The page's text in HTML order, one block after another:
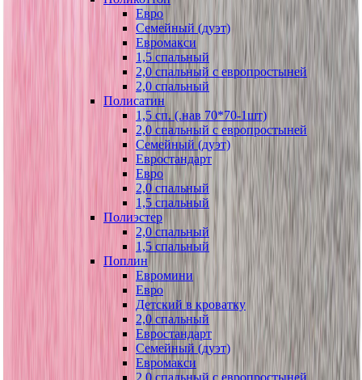
Евро
Семейный (дуэт)
Евромакси
1,5 спальный
2,0 спальный с европростыней
2,0 спальный
Полисатин
1,5 сп. (.нав 70*70-1шт)
2,0 спальный с европростыней
Семейный (дуэт)
Евростандарт
Евро
2,0 спальный
1,5 спальный
Полиэстер
2,0 спальный
1,5 спальный
Поплин
Евромини
Евро
Детский в кроватку
2,0 спальный
Евростандарт
Семейный (дуэт)
Евромакси